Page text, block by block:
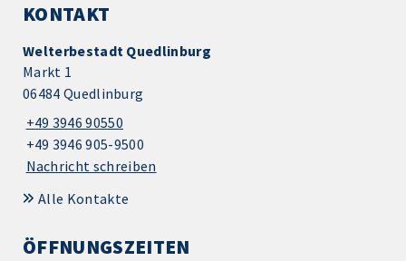
KONTAKT
Welterbestadt Quedlinburg
Markt 1
06484 Quedlinburg
+49 3946 90550
+49 3946 905-9500
Nachricht schreiben
Alle Kontakte
ÖFFNUNGSZEITEN